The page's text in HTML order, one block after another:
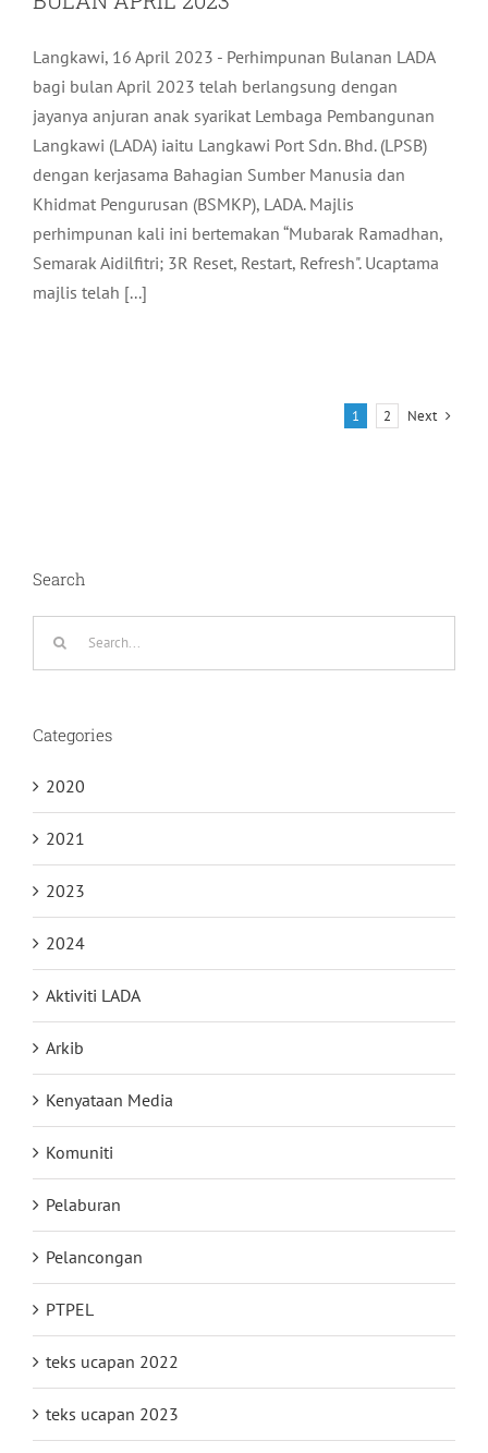
Langkawi, 16 April 2023 - Perhimpunan Bulanan LADA
bagi bulan April 2023 telah berlangsung dengan
jayanya anjuran anak syarikat Lembaga Pembangunan
Langkawi (LADA) iaitu Langkawi Port Sdn. Bhd. (LPSB)
dengan kerjasama Bahagian Sumber Manusia dan
Khidmat Pengurusan (BSMKP), LADA. Majlis
perhimpunan kali ini bertemakan “Mubarak Ramadhan,
Semarak Aidilfitri; 3R Reset, Restart, Refresh". Ucaptama
majlis telah [...]
1 2 Next
Search
Categories
2020
2021
2023
2024
Aktiviti LADA
Arkib
Kenyataan Media
Komuniti
Pelaburan
Pelancongan
PTPEL
teks ucapan 2022
teks ucapan 2023